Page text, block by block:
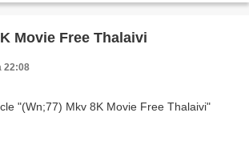
Movie Free Thalaivi
22:08